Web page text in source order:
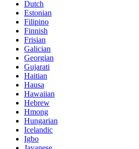
Dutch
Estonian
Filipino
Finnish
Frisian
Galician
Georgian
Gujarati
Haitian
Hausa
Hawaiian
Hebrew
Hmong
Hungarian
Icelandic
Igbo